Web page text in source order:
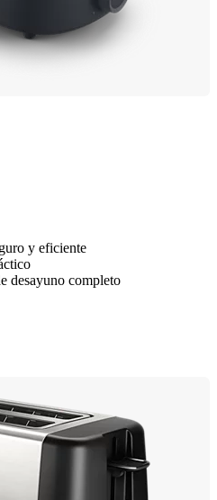
y eficiente
desayuno completo